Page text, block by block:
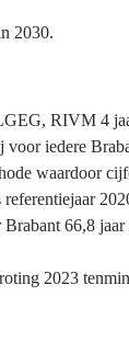
2030.
RIVM 4
iedere
waardoor
66,8
2023